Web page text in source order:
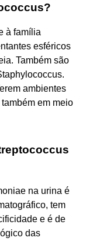
à família
esféricos
Também são
ambientes
em meio
na urina é
tem
e é de
das